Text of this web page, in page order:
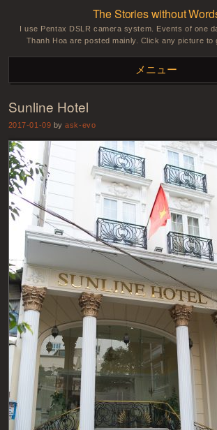
The Stories without
I use Pentax DSLR camera system. Events of one
Thanh Hoa are posted mainly. Click any picture to
メニュー
コンテンツへスキップ
Sunline Hotel
2017-01-09 byask-evo